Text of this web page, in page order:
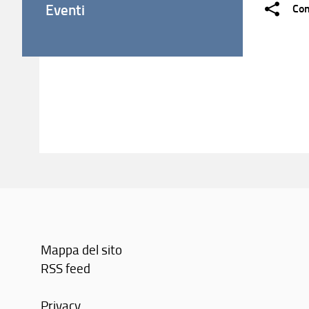
Eventi
Mappa del sito
RSS feed
Privacy